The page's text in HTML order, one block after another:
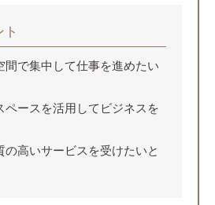
間で集中して仕事を進めたい
ペースを活用してビジネスを
の高いサービスを受けたいと